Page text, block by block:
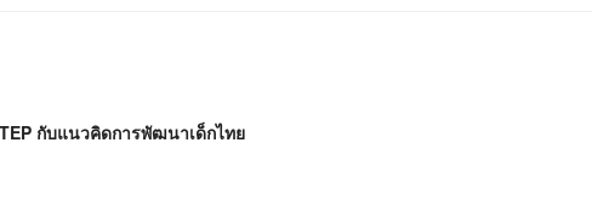
กับแนวคิดการพัฒนาเด็กไทย